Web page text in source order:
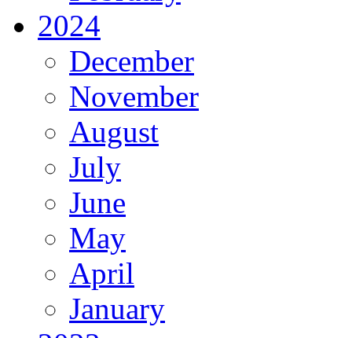
2024
December
November
August
July
June
May
April
January